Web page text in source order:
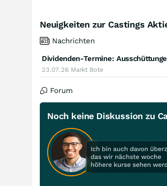
Neuigkeiten zur Castings
Nachrichten
Dividenden-Termine:
23.07.26 Markt Bote
Forum
Noch keine Diskussion zu